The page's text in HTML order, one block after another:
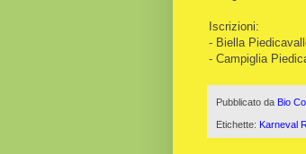
Iscrizioni:
- Biella
- Campiglia
Pubblicato da Bio
Etichette: Karneval